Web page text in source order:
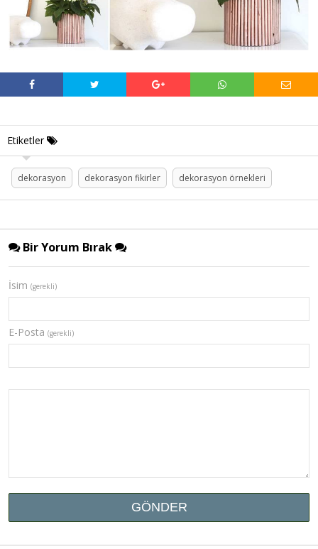
Etiketler
dekorasyon dekorasyon fikirler dekorasyon örnekleri
Bir Yorum Bırak
İsim (gerekli)
E-Posta (gerekli)